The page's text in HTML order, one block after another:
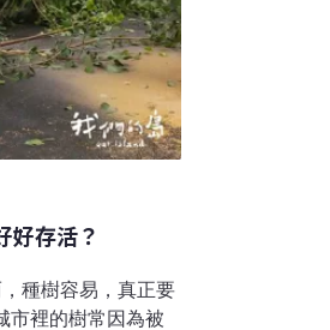
好存活？
種樹容易，真正要
市裡的樹常因為被